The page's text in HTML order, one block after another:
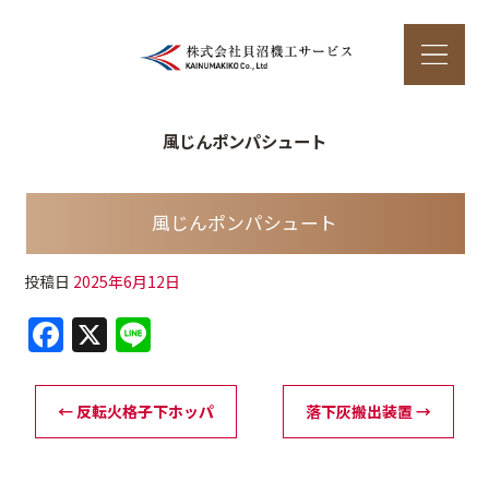
風じんポンパシュート
風じんポンパシュート
投稿日 2025年6月12日
F
a
c
e
X
e
← 反転火格子下ホッパ 落下灰搬出装置 →